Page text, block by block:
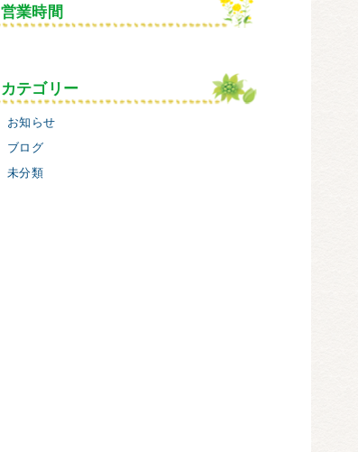
営業時間
カテゴリー
お知らせ
ブログ
未分類